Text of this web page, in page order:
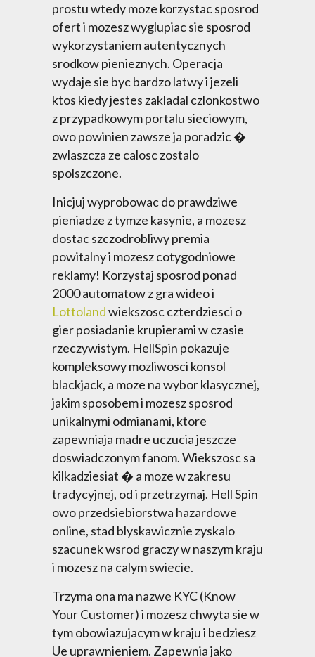
prostu wtedy moze korzystac sposrod
ofert i mozesz wyglupiac sie sposrod
wykorzystaniem autentycznych
srodkow pienieznych. Operacja
wydaje sie byc bardzo latwy i jezeli
ktos kiedy jestes zakladal czlonkostwo
z przypadkowym portalu sieciowym,
owo powinien zawsze ja poradzic �
zwlaszcza ze calosc zostalo
spolszczone.
Inicjuj wyprobowac do prawdziwe
pieniadze z tymze kasynie, a mozesz
dostac szczodrobliwy premia
powitalny i mozesz cotygodniowe
reklamy! Korzystaj sposrod ponad
2000 automatow z gra wideo i
Lottolandwiekszosc czterdziesci o
gier posiadanie krupierami w czasie
rzeczywistym. HellSpin pokazuje
kompleksowy mozliwosci konsol
blackjack, a moze na wybor klasycznej,
jakim sposobem i mozesz sposrod
unikalnymi odmianami, ktore
zapewniaja madre uczucia jeszcze
doswiadczonym fanom. Wiekszosc sa
kilkadziesiat � a moze w zakresu
tradycyjnej, od i przetrzymaj. Hell Spin
owo przedsiebiorstwa hazardowe
online, stad blyskawicznie zyskalo
szacunek wsrod graczy w naszym kraju
i mozesz na calym swiecie.
Trzyma ona ma nazwe KYC (Know
Your Customer) i mozesz chwyta sie w
tym obowiazujacym w kraju i bedziesz
Ue uprawnieniem. Zapewnia jako